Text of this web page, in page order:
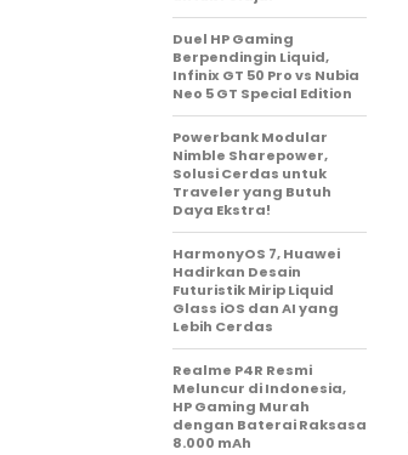
Duel HP Gaming
Berpendingin Liquid,
Infinix GT 50 Pro vs Nubia
Neo 5 GT Special Edition
Powerbank Modular
Nimble Sharepower,
Solusi Cerdas untuk
Traveler yang Butuh
Daya Ekstra!
HarmonyOS 7, Huawei
Hadirkan Desain
Futuristik Mirip Liquid
Glass iOS dan AI yang
Lebih Cerdas
Realme P4R Resmi
Meluncur di Indonesia,
HP Gaming Murah
dengan Baterai Raksasa
8.000 mAh